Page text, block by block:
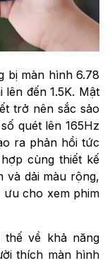
bị màn hình 6.78
lên đến 1.5K. Mật
trở nên sắc sảo
quét lên 165Hz
ra phản hồi tức
cùng thiết kế
và dải màu rộng,
ưu cho xem phim
thế về khả năng
thích màn hình